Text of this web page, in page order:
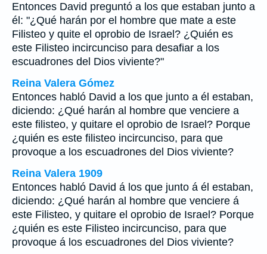
Entonces David preguntó a los que estaban junto a
él: "¿Qué harán por el hombre que mate a este
Filisteo y quite el oprobio de Israel? ¿Quién es
este Filisteo incircunciso para desafiar a los
escuadrones del Dios viviente?"
Reina Valera Gómez
Entonces habló David a los que junto a él estaban,
diciendo: ¿Qué harán al hombre que venciere a
este filisteo, y quitare el oprobio de Israel? Porque
¿quién es este filisteo incircunciso, para que
provoque a los escuadrones del Dios viviente?
Reina Valera 1909
Entonces habló David á los que junto á él estaban,
diciendo: ¿Qué harán al hombre que venciere á
este Filisteo, y quitare el oprobio de Israel? Porque
¿quién es este Filisteo incircunciso, para que
provoque á los escuadrones del Dios viviente?